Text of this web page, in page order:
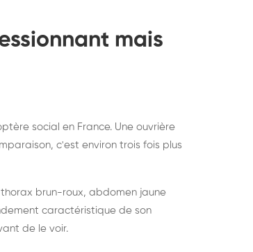
mais
social en France. Une ouvrière
c'est environ trois fois plus
brun-roux, abdomen jaune
caractéristique de son
de le voir.